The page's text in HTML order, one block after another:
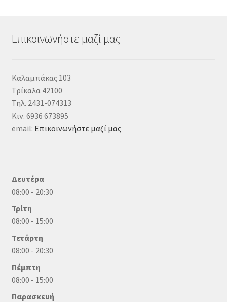
Επικοινωνήστε μαζί μας
Καλαμπάκας 103
Τρίκαλα 42100
Τηλ. 2431-074313
Κιν. 6936 673895
email: Επικοινωνήστε μαζί μας
Δευτέρα
08:00 - 20:30
Τρίτη
08:00 - 15:00
Τετάρτη
08:00 - 20:30
Πέμπτη
08:00 - 15:00
Παρασκευή